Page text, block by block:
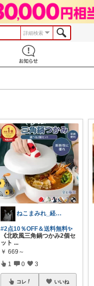
詳細検索
ねこまみれ_経由感謝致します🐈
#2点10％OFF＆送料無料✨
《北欧風三角鍋つかみ2個セ
ット ...
￥ 669～
1 0 3
コレ いいね